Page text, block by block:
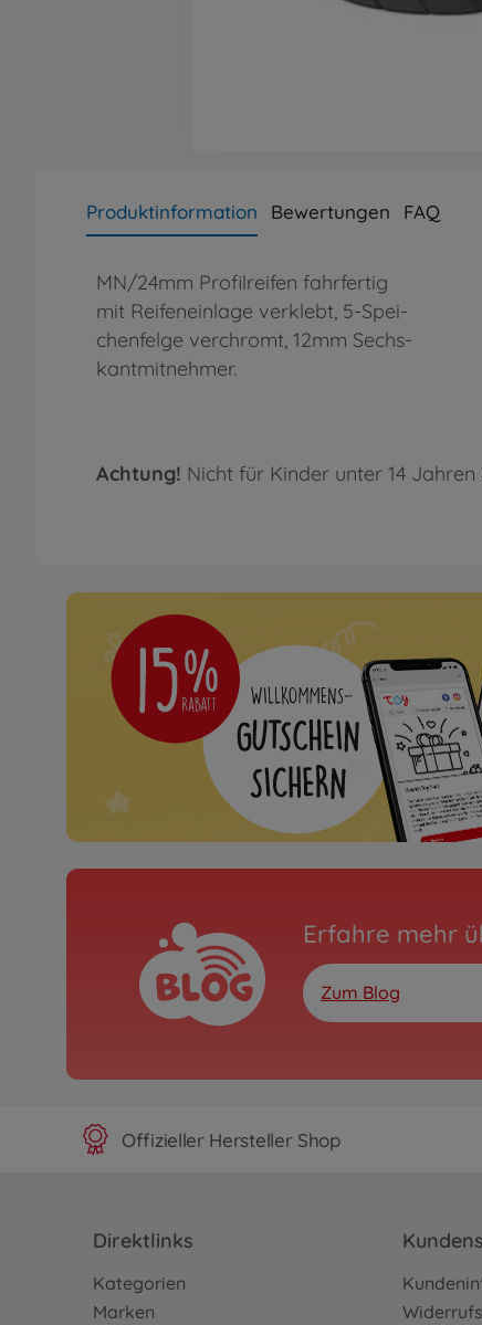
Produktinformation Bewertungen FAQ
MN/24mm Profilreifen fahrfertig
mit Reifeneinlage verklebt, 5-Spei-
chenfelge verchromt, 12mm Sechs-
kantmitnehmer.
Achtung! Nicht für Kinder unter 14 Jahren
Erfahre mehr
Zum Blog
Offizieller Hersteller Shop
Direktlinks
Kategorien
Marken